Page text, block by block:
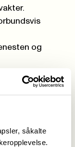
såkalte
og
og
vil bety
vi skal